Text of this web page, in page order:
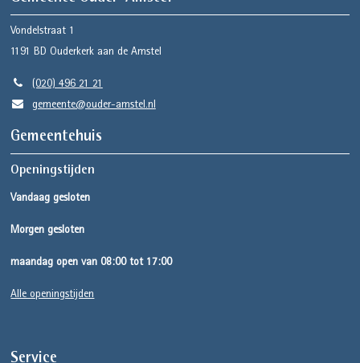
Vondelstraat 1
1191 BD Ouderkerk aan de Amstel
(020) 496 21 21
gemeente@ouder-amstel.nl
Gemeentehuis
Openingstijden
Vandaag gesloten
Morgen gesloten
maandag open van 08:00 tot 17:00
Alle openingstijden
Service